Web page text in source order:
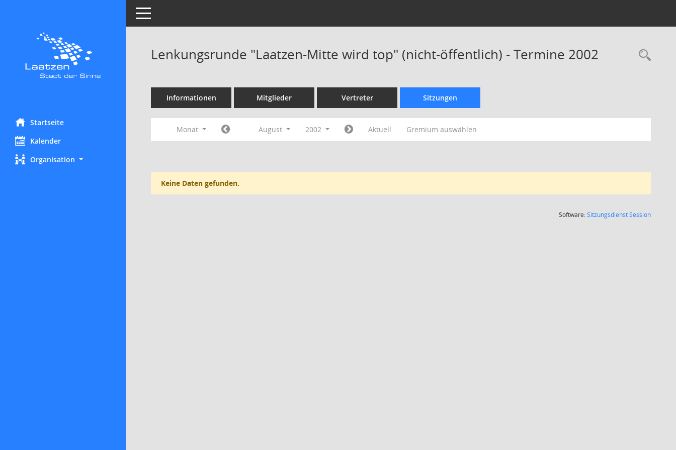
Startseite
Kalender
Organisation
Toggle navigation
Lenkungsrunde "Laatzen-Mitte wird top" (nicht-öffentlich) - Termine 2002
Informationen Mitglieder Vertreter Sitzungen
Monat August 2002 Aktuell Gremium auswählen
Keine Daten gefunden.
Software:SitzungsdienstSession(Wird in